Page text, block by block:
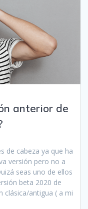
anterior de
de cabeza ya que ha
versión pero no a
seas uno de ellos
beta 2020 de
clásica/antigua ( a mi